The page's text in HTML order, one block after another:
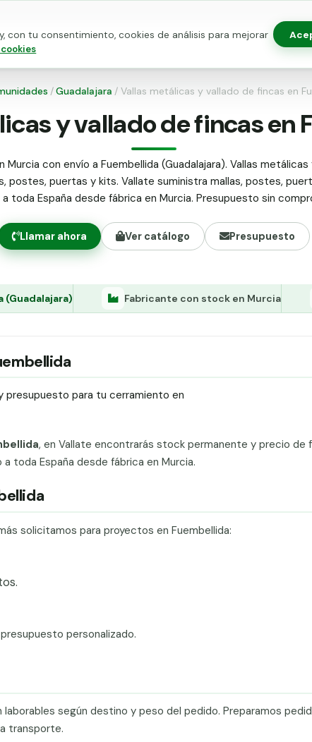
con tu consentimiento, cookies de análisis para mejorar
para vallado
/Guadalajara / Vallas metálicas y vallado de fincas en
y vallado de fincas en
Murcia con envío a Fuembellida (Guadalajara). Vallas
postes, puertas y kits. Vallate suministra mallas, postes,
a toda España desde fábrica en Murcia. Presupuesto sin
Llamar ahora Ver catálogo Presupuesto
(Guadalajara) Fabricante con stock en Murcia
presupuesto para tu cerramiento en
, en Vallate encontrarás stock permanente y precio de
toda España desde fábrica en Murcia.
solicitamos para proyectos en Fuembellida:
personalizado.
según destino y peso del pedido. Preparamos
transporte.